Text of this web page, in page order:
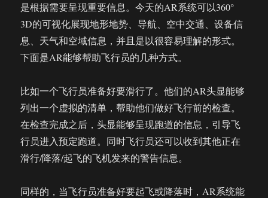
是根据需要呈现重要信息。今天的AR系统可以360°
3D的可视化展现地形地势、导航、空中交通、设备信
息、天气和空域信息，并且是以很容易理解的形式。
下面是AR能够帮助飞行员的几种方式。
比如一个飞行员准备好要滑行了。他们的AR头显能够
列出一个虚拟的清单，帮助他们做好飞行前的检查。
在检查完成之后，头显能够呈现跑道的信息，引导飞
行员进入预定跑道。同时飞行员还可以收到其他正在
滑行/降落/起飞的飞机发来的警告信息。
同样的，当飞行员准备好要起飞或降落时，AR系统能